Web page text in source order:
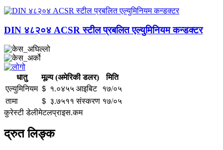
DIN ४८२०४ ACSR स्टील प्रबलित एल्युमिनियम कन्डक्टर
धातु मूल्य (अमेरिकी डलर)
मिति
एल्युमिनियम ＄ १.०४५५ आइबिट
१७/०५
तामा
＄ ३.७५११ संस्करण १७/०५
कुरेस्टी डेलीमेटलप्राइस.कम
द्रुत लिङ्क